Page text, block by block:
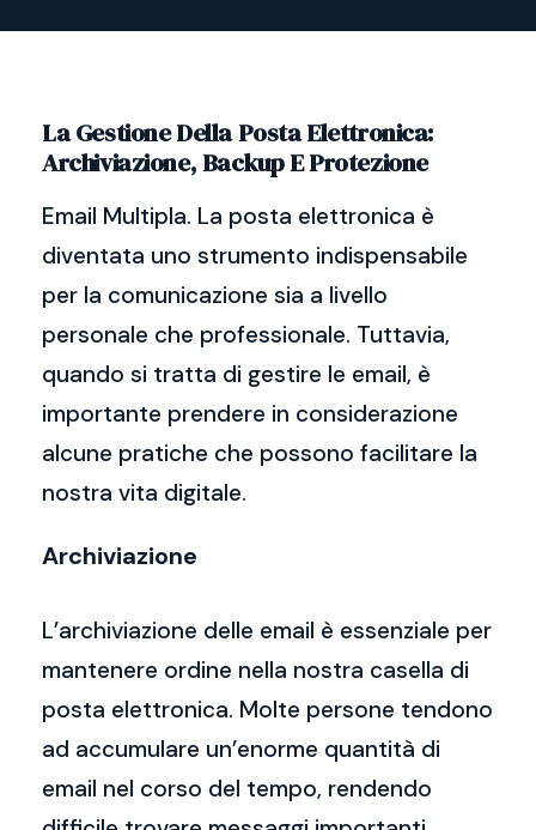
La Gestione Della Posta Elettronica:
Archiviazione, Backup E Protezione
Email Multipla. La posta elettronica è
diventata uno strumento indispensabile
per la comunicazione sia a livello
personale che professionale. Tuttavia,
quando si tratta di gestire le email, è
importante prendere in considerazione
alcune pratiche che possono facilitare la
nostra vita digitale.
Archiviazione
L’archiviazione delle email è essenziale per
mantenere ordine nella nostra casella di
posta elettronica. Molte persone tendono
ad accumulare un’enorme quantità di
email nel corso del tempo, rendendo